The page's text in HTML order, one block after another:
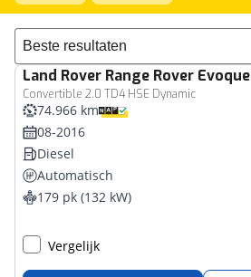
Sorteer resultaten
Land Rover Range Rover Evoque
Convertible 2.0 TD4 HSE Dynamic
74.966 km
08-2016
Diesel
Automatisch
179 pk (132 kW)
Vergelijk